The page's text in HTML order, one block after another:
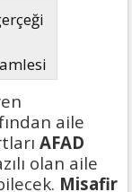
aile
AFAD
olan aile
Misafir